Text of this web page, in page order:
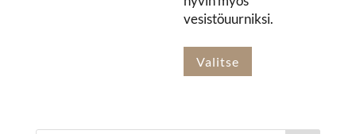
vesistöuurniksi.
Valitse